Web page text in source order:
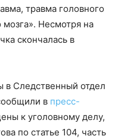
травма головного
мозга». Несмотря на
скончалась в
Следственный отдел
в пресс-
к уголовному делу,
по статье 104, часть